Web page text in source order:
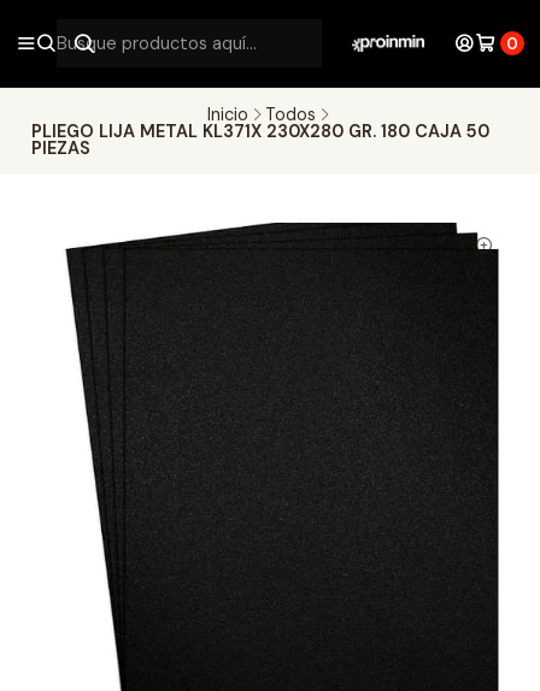
0
Inicio
Todos
PLIEGO LIJA METAL KL371X 230X280 GR. 180 CAJA 50
PIEZAS